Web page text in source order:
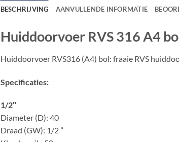
BESCHRIJVING AANVULLENDE INFORMATIE
Huiddoorvoer RVS 316 A4
Huiddoorvoer RVS316 (A4) bol: fraaie RVS
Specificaties:
1/2″
Diameter (D): 40
Draad (GW): 1/2 ”